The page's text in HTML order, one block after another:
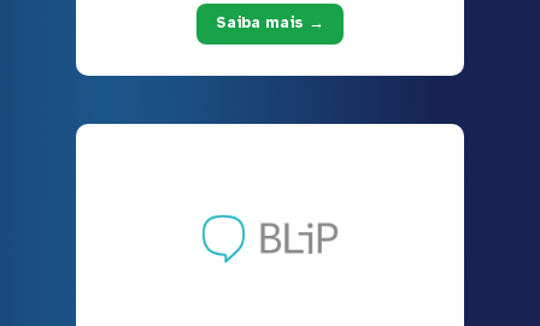
Saiba mais →